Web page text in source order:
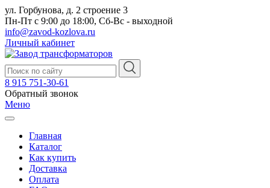
ул. Горбунова, д. 2 строение 3
Пн-Пт с 9:00 до 18:00, Сб-Вс - выходной
info@zavod-kozlova.ru
Личный кабинет
8 915 751-30-61
Обратный звонок
Меню
Главная
Каталог
Как купить
Доставка
Оплата